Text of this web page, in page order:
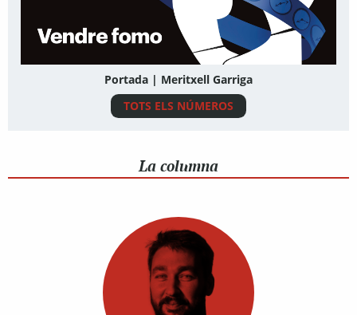
Portada | Meritxell Garriga
TOTS ELS NÚMEROS
La columna